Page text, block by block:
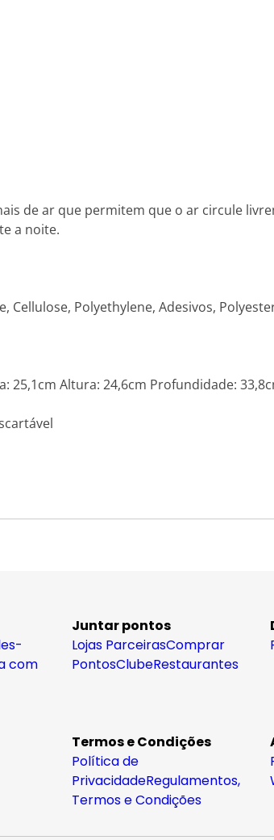
de ar que permitem que o ar circule
a noite.
Cellulose, Polyethylene, Adesivos,
25,1cm Altura: 24,6cm Profundidade:
com
Juntar pontos
Lojas ParceirasComprar
PontosClubeRestaurantes
Termos e Condições
Política de
PrivacidadeRegulamentos,
Termos e Condições